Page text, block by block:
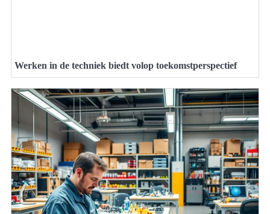
Werken in de techniek biedt volop toekomstperspectief